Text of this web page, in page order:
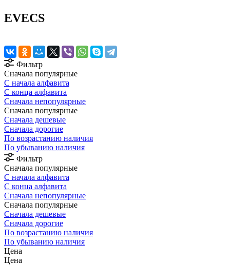
EVECS
Фильтр
Сначала популярные
С начала алфавита
С конца алфавита
Сначала непопулярные
Сначала популярные
Сначала дешевые
Сначала дорогие
По возрастанию наличия
По убыванию наличия
Фильтр
Сначала популярные
С начала алфавита
С конца алфавита
Сначала непопулярные
Сначала популярные
Сначала дешевые
Сначала дорогие
По возрастанию наличия
По убыванию наличия
Цена
Цена